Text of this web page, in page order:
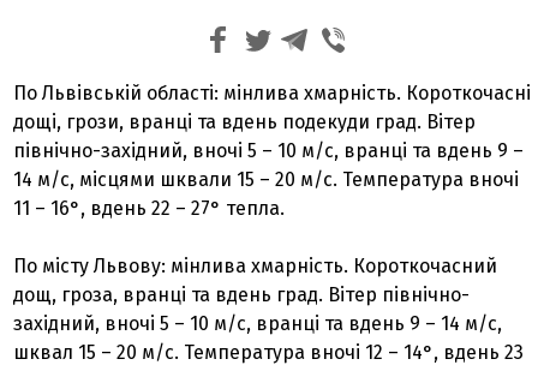
По Львівській області: мінлива хмарність. Короткочасні
дощі, грози, вранці та вдень подекуди град. Вітер
північно-західний, вночі 5 – 10 м/с, вранці та вдень 9 –
14 м/с, місцями шквали 15 – 20 м/с. Температура вночі
11 – 16°, вдень 22 – 27° тепла.
По місту Львову: мінлива хмарність. Короткочасний
дощ, гроза, вранці та вдень град. Вітер північно-
західний, вночі 5 – 10 м/с, вранці та вдень 9 – 14 м/с,
шквал 15 – 20 м/с. Температура вночі 12 – 14°, вдень 23